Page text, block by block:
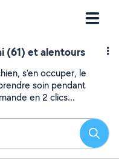
(61) et alentours
s'en occuper, le
soin pendant
en 2 clics...